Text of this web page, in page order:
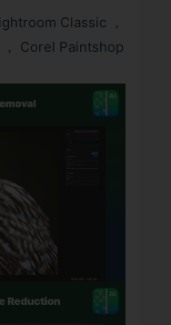
Classic ，
Corel Paintshop